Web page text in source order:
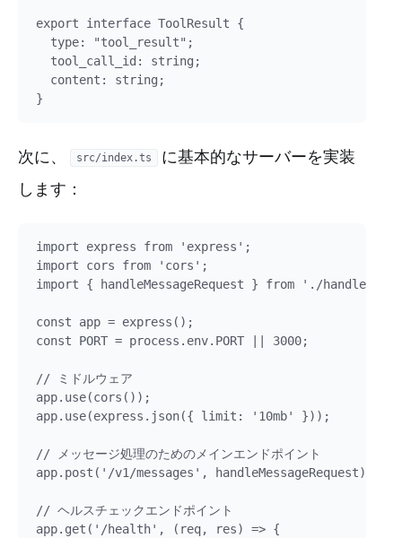
export interface ToolResult {
  type: "tool_result";
  tool_call_id: string;
  content: string;
次に、 src/index.ts
に基本的なサーバーを実装
します：
import express from 'express';
import cors from 'cors';
import { handleMessageRequest } from './handlers/
const app = express();
const PORT = process.env.PORT || 3000;
// ミドルウェア
app.use(cors());
app.use(express.json({ limit: '10mb' }));
// メッセージ処理のためのメインエンドポイント
app.post('/v1/messages', handleMessageRequest);
// ヘルスチェックエンドポイント
app.get('/health', (req, res) => {